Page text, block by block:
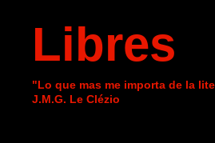
Libres
"Lo que mas me importa de la
J.M.G. Le Clézio